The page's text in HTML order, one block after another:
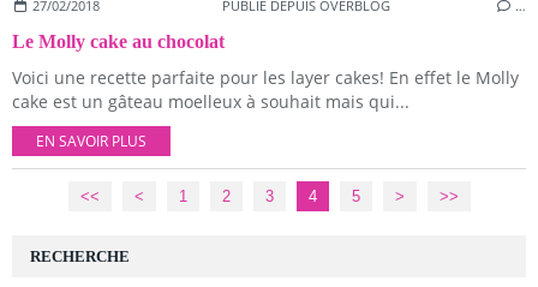
27/02/2018 PUBLIÉ DEPUIS OVERBLOG …
Le Molly cake au chocolat
Voici une recette parfaite pour les layer cakes! En effet le Molly
cake est un gâteau moelleux à souhait mais qui...
EN SAVOIR PLUS
<< < 1 2 3 4 5 > >>
RECHERCHE